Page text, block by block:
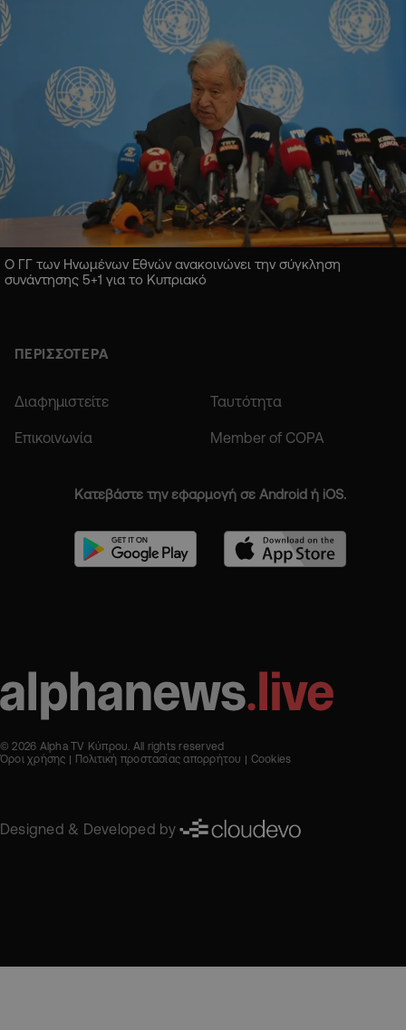
Ο ΓΓ των Ηνωμένων Εθνών ανακοινώνει την σύγκληση
συνάντησης 5+1 για το Κυπριακό
ΠΕΡΙΣΣΟΤΕΡΑ
Διαφημιστείτε Ταυτότητα
Επικοινωνία Member of COPA
Κατεβάστε την εφαρμογή σε Android ή iOS.
© 2026 Alpha TV Κύπρου. All rights reserved
Όροι χρήσης
Πολιτική προστασίας απορρήτου Cookies
Designed & Developed by